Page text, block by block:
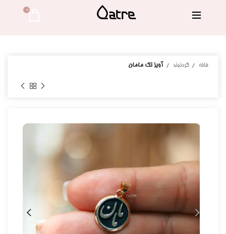
0
خانه گردنبند آویز تک مامان